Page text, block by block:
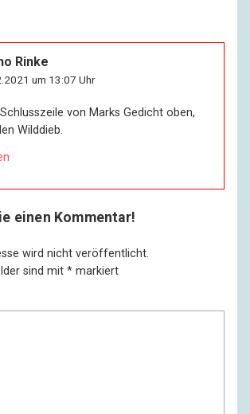
Rinke
um 13:07 Uhr
von Marks Gedicht oben,
Wilddieb.
einen Kommentar!
wird nicht veröffentlicht.
sind mit * markiert